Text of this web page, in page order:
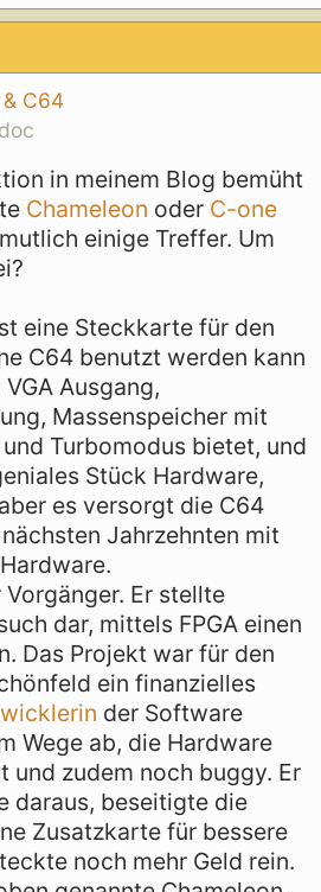
C64
in meinem Blog bemüht
Chameleon oder C-one
einige Treffer. Um
eine Steckkarte für den
C64 benutzt werden kann
Ausgang,
Massenspeicher mit
Turbomodus bietet, und
Stück Hardware,
es versorgt die C64
Jahrzehnten mit
Er stellte
dar, mittels FPGA einen
Das Projekt war für den
ein finanzielles
der Software
Wege ab, die Hardware
und zudem noch buggy. Er
daraus, beseitigte die
Zusatzkarte für bessere
noch mehr Geld rein.